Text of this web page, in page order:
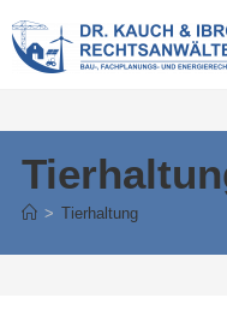
to
content
> Tierhaltung